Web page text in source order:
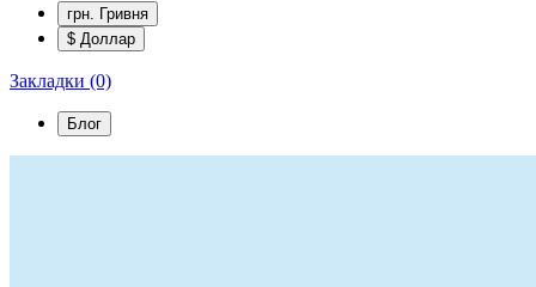
грн. Гривня
$ Доллар
Закладки (0)
Блог